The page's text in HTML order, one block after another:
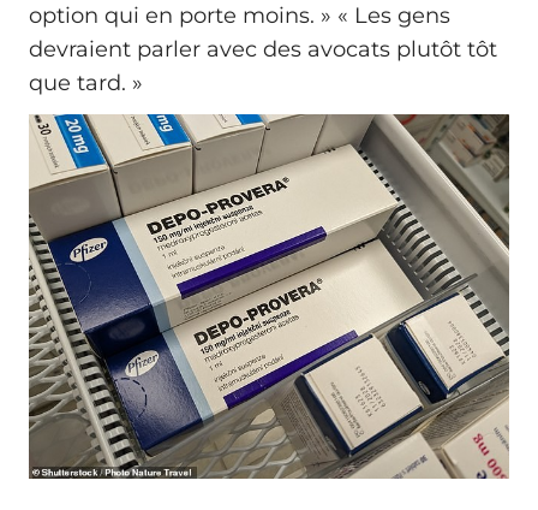
option qui en porte moins. » « Les gens
devraient parler avec des avocats plutôt tôt
que tard. »